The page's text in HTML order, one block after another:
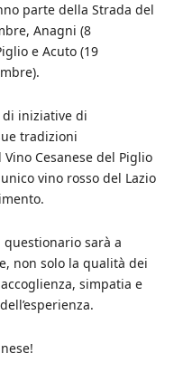
parte della Strada del
Anagni (8
e Acuto (19
iniziative di
tradizioni
Cesanese del Piglio
vino rosso del Lazio
sarà a
non solo la qualità dei
simpatia e